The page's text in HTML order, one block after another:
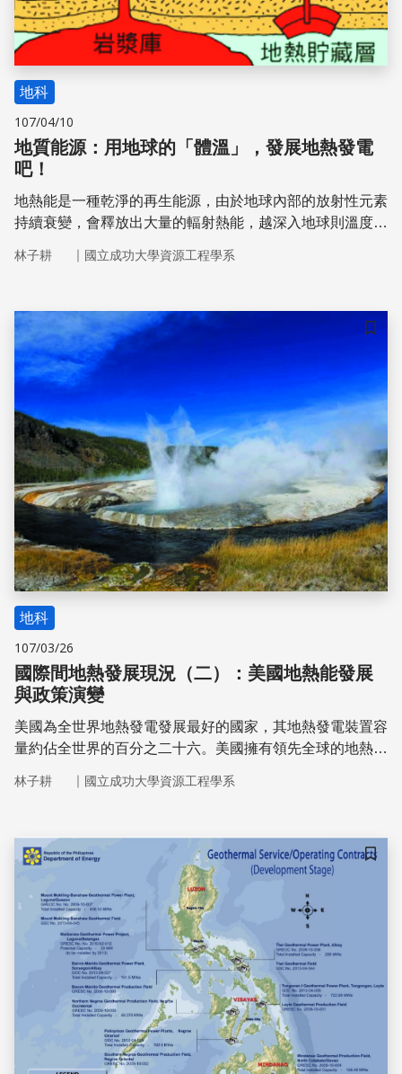
地科
107/04/10
地質能源：用地球的「體溫」，發展地熱發電
吧！
地熱能是一種乾淨的再生能源，由於地球內部的放射性元素
持續衰變，會釋放出大量的輻射熱能，越深入地球則溫度越
腹地小且抗天災能力強，是未來發展綠能基載電力的首選。
林子耕 ｜ 國立成功大學資源工程學系
儲存
地科
107/03/26
國際間地熱發展現況（二）：美國地熱能發展
與政策演變
美國為全世界地熱發電發展最好的國家，其地熱發電裝置容
量約佔全世界的百分之二十六。美國擁有領先全球的地熱開
速。但近年來，美國地熱發電裝置容量卻並無顯著的提高，
能夠控制開發成本來回收利潤，因此不打算展開新的開發計
畫。再者，川普總統上任後美國政府政策走向改變，限制再
生能源計畫發展，使地熱發展停滯。為發展地熱能，美國能
源部仍持續投入資金研究新技術，期望在未來，借由技術的
突破打破僵局，使地熱發展的進程繼續前進。
林子耕 ｜ 國立成功大學資源工程學系
儲存